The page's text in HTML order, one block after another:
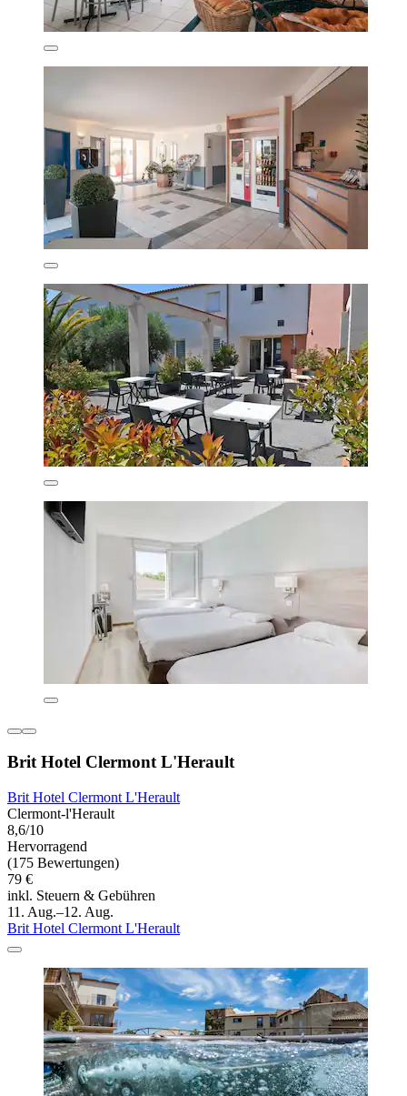
Brit Hotel Clermont L'Herault
Brit Hotel Clermont L'Herault
Clermont-l'Herault
8,6/10
Hervorragend
(175 Bewertungen)
79 €
inkl. Steuern & Gebühren
11. Aug.–12. Aug.
Brit Hotel Clermont L'Herault